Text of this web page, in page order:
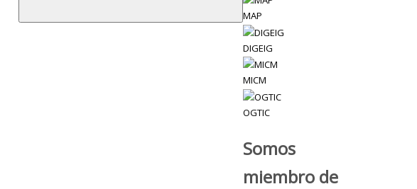
MAP
DIGEIG
MICM
OGTIC
Somos
miembro de